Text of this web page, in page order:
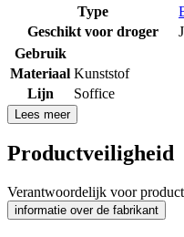
Type
Geschikt voor droger
Gebruik
Materiaal Kunststof
Lijn
Soffice
Lees meer
Productveiligheid
Verantwoordelijk voor
informatie over de fabrikant